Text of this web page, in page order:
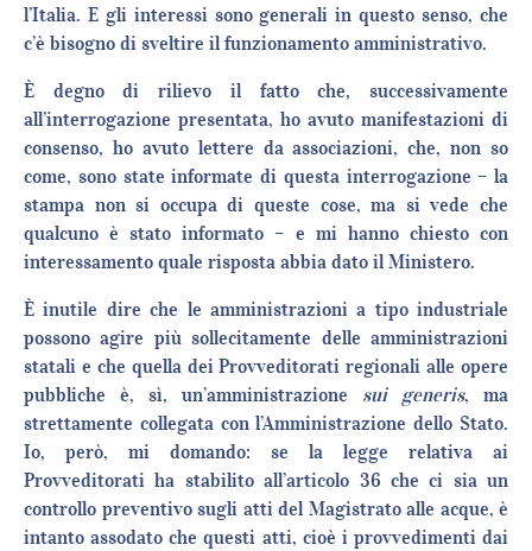
l’Italia. E gli interessi sono generali in questo senso, che
c’è bisogno di sveltire il funzionamento amministrativo.
È degno di rilievo il fatto che, successivamente
all’interrogazione presentata, ho avuto manifestazioni di
consenso, ho avuto lettere da associazioni, che, non so
come, sono state informate di questa interrogazione – la
stampa non si occupa di queste cose, ma si vede che
qualcuno è stato informato – e mi hanno chiesto con
interessamento quale risposta abbia dato il Ministero.
È inutile dire che le amministrazioni a tipo industriale
possono agire più sollecitamente delle amministrazioni
statali e che quella dei Provveditorati regionali alle opere
pubbliche è, sì, un’amministrazione sui generis, ma
strettamente collegata con l’Amministrazione dello Stato.
Io, però, mi domando: se la legge relativa ai
Provveditorati ha stabilito all’articolo 36 che ci sia un
controllo preventivo sugli atti del Magistrato alle acque, è
intanto assodato che questi atti, cioè i provvedimenti dai